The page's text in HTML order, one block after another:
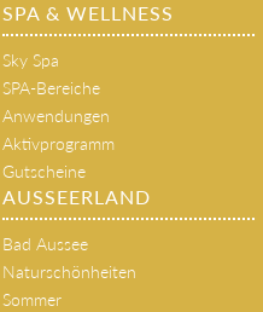
SPA & WELLNESS
Sky Spa
SPA-Bereiche
Anwendungen
Aktivprogramm
Gutscheine
AUSSEERLAND
Bad Aussee
Naturschönheiten
Sommer